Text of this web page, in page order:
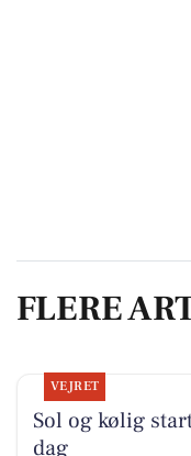
FLERE
VEJRET
Sol og kølig
dag